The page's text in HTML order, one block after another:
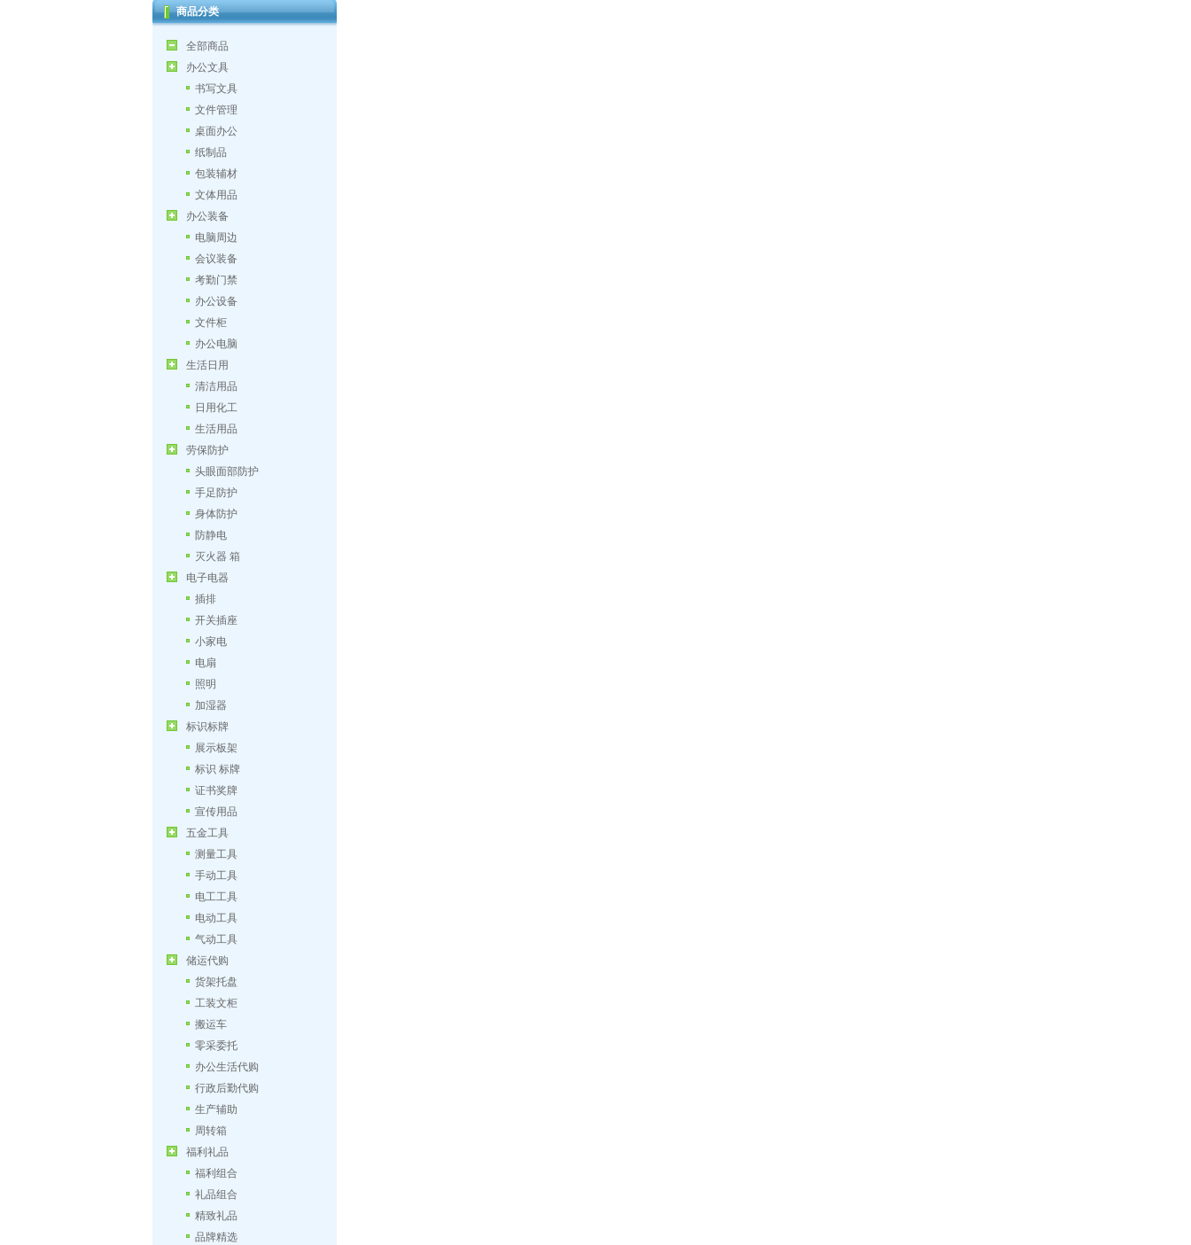
商品分类
全部商品
办公文具
书写文具
文件管理
桌面办公
纸制品
包装辅材
文体用品
办公装备
电脑周边
会议装备
考勤门禁
办公设备
文件柜
办公电脑
生活日用
清洁用品
日用化工
生活用品
劳保防护
头眼面部防护
手足防护
身体防护
防静电
灭火器 箱
电子电器
插排
开关插座
小家电
电扇
照明
加湿器
标识标牌
展示板架
标识 标牌
证书奖牌
宣传用品
五金工具
测量工具
手动工具
电工工具
电动工具
气动工具
储运代购
货架托盘
工装文柜
搬运车
零采委托
办公生活代购
行政后勤代购
生产辅助
周转箱
福利礼品
福利组合
礼品组合
精致礼品
品牌精选